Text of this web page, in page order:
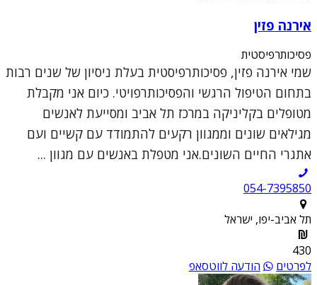
אירנה פזין
פסיכותרפיסטית
שמי אירנה פזין, פסיכותרפיסטית בעלת ניסיון של שנים רבות
בתחום הטיפול הרגשי והפסיכותרפויטי. כיום אני מקבלת
מטופלים בקליניקה במרכז תל אביב ומסייעת לאנשים
מגילאים שונים וממגוון רקעים להתמודד עם קשיים ועם
אתגרי החיים השונים.אני מטפלת באנשים עם מגוון ...
054-7395850
תל אביב-יפו, ישראל
430
לפרטים
הודעה לווטסאפ